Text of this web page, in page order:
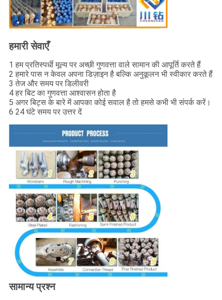
हमारी सेवाएँ
1 हम प्रतिस्पर्धी मूल्य पर अच्छी गुणवत्ता वाले सामान की आपूर्ति करते हैं
2 हमारे पास न केवल अपना डिज़ाइन है बल्कि अनुकूलन भी स्वीकार करते हैं
3 तेज और समय पर डिलीवरी
4 हर बिट का गुणवत्ता आश्वासन होता है
5 अगर बिट्स के बारे में आपका कोई सवाल है तो हमसे कभी भी संपर्क करें।
6 24 घंटे समय पर उत्तर दें
सामान्य प्रश्न